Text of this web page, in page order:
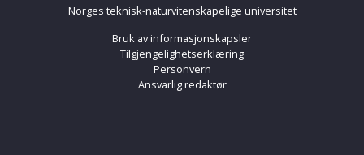
Norges teknisk-naturvitenskapelige universitet
Bruk av informasjonskapsler
Tilgjengelighetserklæring
Personvern
Ansvarlig redaktør